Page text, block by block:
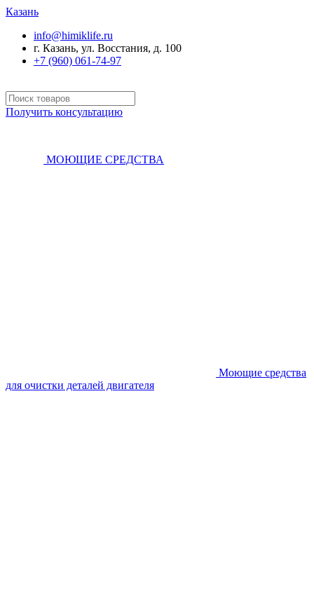
Казань
info@himiklife.ru
г. Казань, ул. Восстания, д. 100
+7 (960) 061-74-97
Получить консультацию
МОЮЩИЕ СРЕДСТВА
Моющие средства
для очистки деталей двигателя